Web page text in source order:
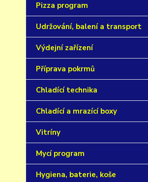
Pizza program
Udržování, balení a transport
Výdejní zařízení
Příprava pokrmů
Chladící technika
Chladící a mrazící boxy
Vitríny
Mycí program
Hygiena, baterie, koše